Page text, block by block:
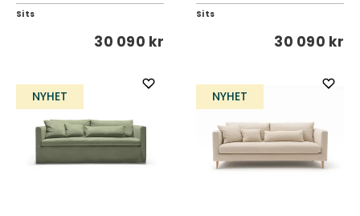
Sits
30 090 kr
Sits
30 090 kr
NYHET NYHET